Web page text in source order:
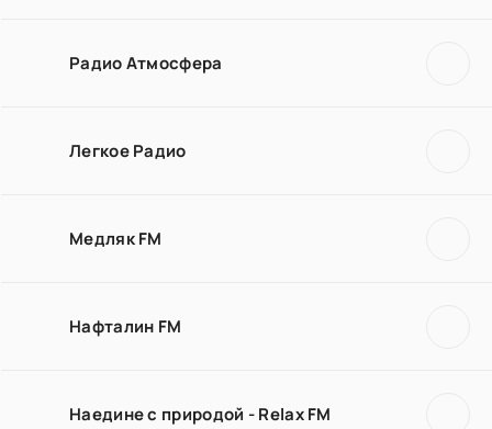
Радио Атмосфера
Легкое Радио
Медляк FM
Нафталин FM
Наедине с природой - Relax FM